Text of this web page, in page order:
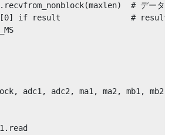
# データ
if result               # result
adc1, adc2, ma1, ma2, mb1, mb2)